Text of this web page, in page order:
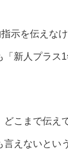
示を伝えな
新人プラス
こまで伝え
えないとい